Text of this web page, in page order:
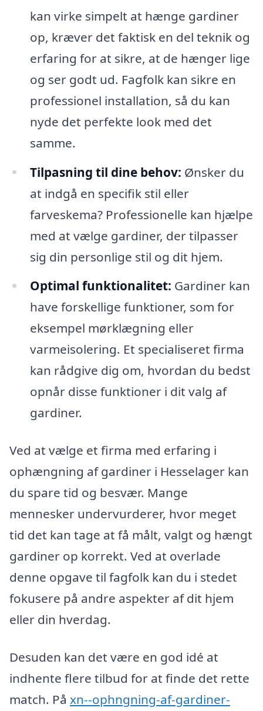
kan virke simpelt at hænge gardiner
op, kræver det faktisk en del teknik og
erfaring for at sikre, at de hænger lige
og ser godt ud. Fagfolk kan sikre en
professionel installation, så du kan
nyde det perfekte look med det
samme.
Tilpasning til dine behov: Ønsker du
at indgå en specifik stil eller
farveskema? Professionelle kan hjælpe
med at vælge gardiner, der tilpasser
sig din personlige stil og dit hjem.
Optimal funktionalitet: Gardiner kan
have forskellige funktioner, som for
eksempel mørklægning eller
varmeisolering. Et specialiseret firma
kan rådgive dig om, hvordan du bedst
opnår disse funktioner i dit valg af
gardiner.
Ved at vælge et firma med erfaring i
ophængning af gardiner i Hesselager kan
du spare tid og besvær. Mange
mennesker undervurderer, hvor meget
tid det kan tage at få målt, valgt og hængt
gardiner op korrekt. Ved at overlade
denne opgave til fagfolk kan du i stedet
fokusere på andre aspekter af dit hjem
eller din hverdag.
Desuden kan det være en god idé at
indhente flere tilbud for at finde det rette
match. På xn--ophngning-af-gardiner-